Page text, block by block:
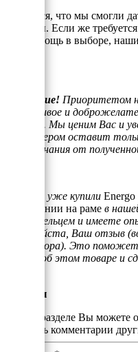
Надеемся, что мы смогли
вопросы. Если же
или помощь в выборе,
Внимание! Приоритетом
отзывчивое и
клиенту. Мы ценим Вас и
менеджером оставит
воспоминания от
Если Вы уже купили
исполнении на раме в
его владельцем и имеете
пожалуйста, Ваш отзыв
генератора). Это
узнать об этом товаре и
Отзывы
В этом разделе Вы можете
почитать комментарии